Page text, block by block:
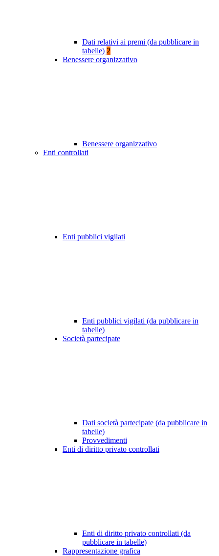
Dati relativi ai premi (da pubblicare in
tabelle) 2
Benessere organizzativo
Benessere organizzativo
Enti controllati
Enti pubblici vigilati
Enti pubblici vigilati (da pubblicare in
tabelle)
Società partecipate
Dati società partecipate (da pubblicare in
tabelle)
Provvedimenti
Enti di diritto privato controllati
Enti di diritto privato controllati (da
pubblicare in tabelle)
Rappresentazione grafica